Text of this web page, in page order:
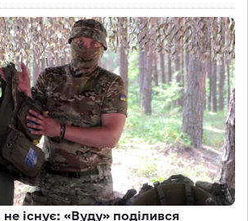
існує: «Вуду» поділився